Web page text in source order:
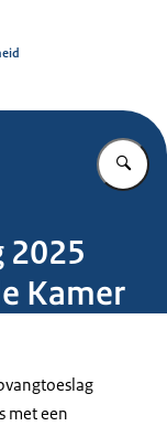
2025
Kamer
met een